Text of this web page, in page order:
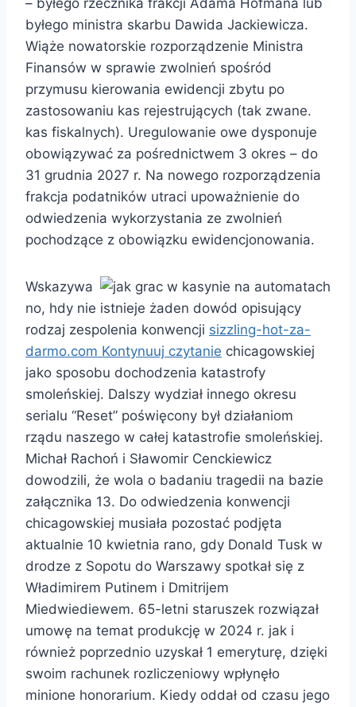
byłego ministra skarbu Dawida Jackiewicza.
Wiąże nowatorskie rozporządzenie Ministra
Finansów w sprawie zwolnień spośród
przymusu kierowania ewidencji zbytu po
zastosowaniu kas rejestrujących (tak zwane.
kas fiskalnych). Uregulowanie owe dysponuje
obowiązywać za pośrednictwem 3 okres – do
31 grudnia 2027 r. Na nowego rozporządzenia
frakcja podatników utraci upoważnienie do
odwiedzenia wykorzystania ze zwolnień
pochodzące z obowiązku ewidencjonowania.
Wskazywa
no, hdy nie istnieje żaden dowód opisujący
rodzaj zespolenia konwencji sizzling-hot-za-
darmo.com Kontynuuj czytanie chicagowskiej
jako sposobu dochodzenia katastrofy
smoleńskiej. Dalszy wydział innego okresu
serialu “Reset” poświęcony był działaniom
rządu naszego w całej katastrofie smoleńskiej.
Michał Rachoń i Sławomir Cenckiewicz
dowodzili, że wola o badaniu tragedii na bazie
załącznika 13. Do odwiedzenia konwencji
chicagowskiej musiała pozostać podjęta
aktualnie 10 kwietnia rano, gdy Donald Tusk w
drodze z Sopotu do Warszawy spotkał się z
Władimirem Putinem i Dmitrijem
Miedwiediewem. 65-letni staruszek rozwiązał
umowę na temat produkcję w 2024 r. jak i
również poprzednio uzyskał 1 emeryturę, dzięki
swoim rachunek rozliczeniowy wpłynęło
minione honorarium. Kiedy oddał od czasu jego